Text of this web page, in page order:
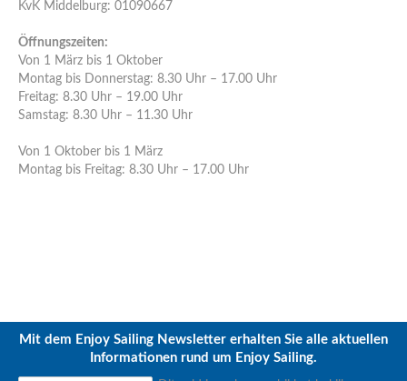
KvK Middelburg: 01090667
Öffnungszeiten:
Von 1 März bis 1 Oktober
Montag bis Donnerstag: 8.30 Uhr – 17.00 Uhr
Freitag: 8.30 Uhr – 19.00 Uhr
Samstag: 8.30 Uhr – 11.30 Uhr
Von 1 Oktober bis 1 März
Montag bis Freitag: 8.30 Uhr – 17.00 Uhr
Mit dem Enjoy Sailing Newsletter erhalten Sie alle aktuellen
Informationen rund um Enjoy Sailing.